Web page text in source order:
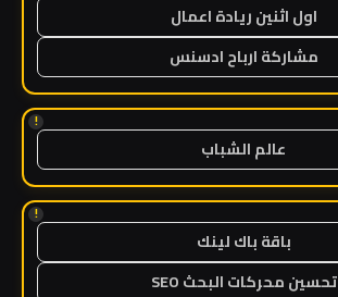
اول اثنين ريادة اعمال
مشاركة ارباح ادسنس
!
عالم الشباب
!
باقة باك لينك
تحسين محركات البحث SEO